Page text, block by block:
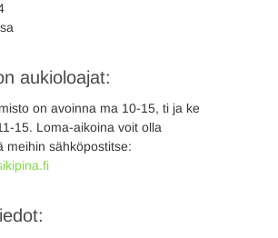
aukioloajat:
on avoinna ma 10-15, ti ja ke
15. Loma-aikoina voit olla
meihin sähköpostitse: